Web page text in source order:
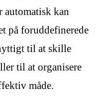
automatisk kan
på foruddefinerede
til at skille
til at organisere
måde.